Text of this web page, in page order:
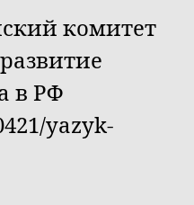
комитет
в РФ
yazyk-